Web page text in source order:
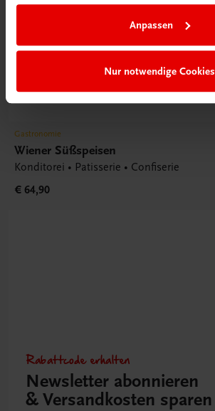
Anpassen
Nur notwendige Cookies
Gastronomie
Wiener Süßspeisen
Konditorei • Patisserie • Confiserie
€ 64,90
Rabattcode erhalten
Newsletter abonnieren
& Versandkosten sparen